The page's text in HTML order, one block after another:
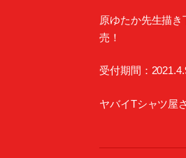
原ゆたか先生描
売！
受付期間：
ヤバイTシャツ屋